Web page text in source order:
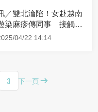
／雙北淪陷！女赴越南
染麻疹傳同事 接觸者
人監測到5/11
04/22 14:14
3 下一頁